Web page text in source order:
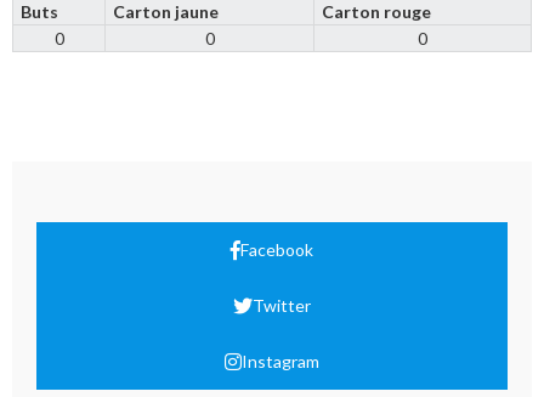
Buts Carton jaune
Carton rouge
0
0 0
Facebook
Twitter
Instagram